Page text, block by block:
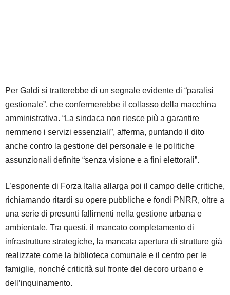
Per Galdi si tratterebbe di un segnale evidente di “paralisi
gestionale”, che confermerebbe il collasso della macchina
amministrativa. “La sindaca non riesce più a garantire
nemmeno i servizi essenziali”, afferma, puntando il dito
anche contro la gestione del personale e le politiche
assunzionali definite “senza visione e a fini elettorali”.
L’esponente di Forza Italia allarga poi il campo delle critiche,
richiamando ritardi su opere pubbliche e fondi PNRR, oltre a
una serie di presunti fallimenti nella gestione urbana e
ambientale. Tra questi, il mancato completamento di
infrastrutture strategiche, la mancata apertura di strutture già
realizzate come la biblioteca comunale e il centro per le
famiglie, nonché criticità sul fronte del decoro urbano e
dell’inquinamento.